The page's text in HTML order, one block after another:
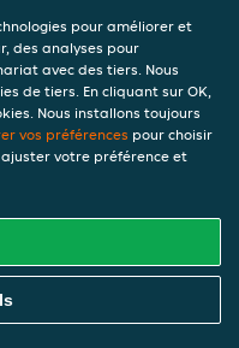
pour améliorer et
des analyses pour
avec des tiers. Nous
de tiers. En cliquant sur OK,
Nous installons toujours
vos préférences pour choisir
votre préférence et